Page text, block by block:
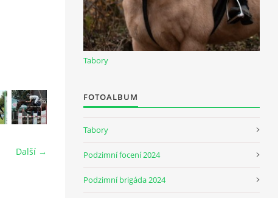
Další →
Tabory
FOTOALBUM
Tabory
Podzimní focení 2024
Podzimní brigáda 2024